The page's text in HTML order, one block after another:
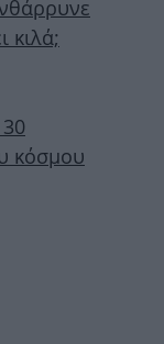
κιλά;
κόσμου